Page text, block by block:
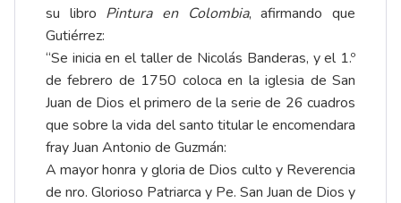
su libro Pintura en Colombia, afirmando que
Gutiérrez:
“Se inicia en el taller de Nicolás Banderas, y el 1.º
de febrero de 1750 coloca en la iglesia de San
Juan de Dios el primero de la serie de 26 cuadros
que sobre la vida del santo titular le encomendara
fray Juan Antonio de Guzmán:
A mayor honra y gloria de Dios culto y Reverencia
de nro. Glorioso Patriarca y Pe. San Juan de Dios y